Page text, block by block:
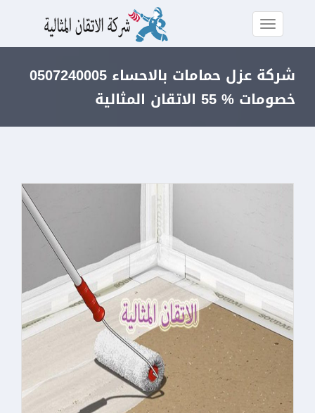
شركة عزل حمامات بالاحساء 0507240005
خصومات % 55 الاتقان المثالية